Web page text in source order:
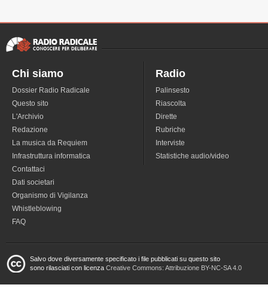
Chi siamo
Dossier Radio Radicale
Questo sito
L'Archivio
Redazione
La musica da Requiem
Infrastruttura informatica
Contattaci
Dati societari
Organismo di Vigilanza
Whistleblowing
FAQ
Radio
Palinsesto
Riascolta
Dirette
Rubriche
Interviste
Statistiche audio/video
Salvo dove diversamente specificato i file pubblicati su questo sito
sono rilasciati con licenza Creative Commons: Attribuzione BY-NC-SA 4.0